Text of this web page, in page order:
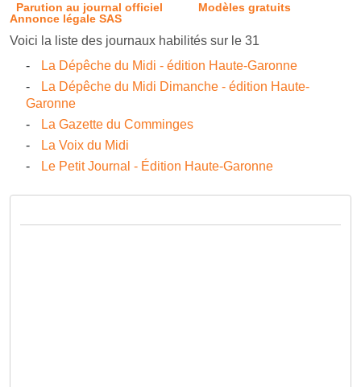
Parution au journal officiel
Modèles gratuits
Annonce légale SAS
Voici la liste des journaux habilités sur le 31
La Dépêche du Midi - édition Haute-Garonne
La Dépêche du Midi Dimanche - édition Haute-
Garonne
La Gazette du Comminges
La Voix du Midi
Le Petit Journal - Édition Haute-Garonne